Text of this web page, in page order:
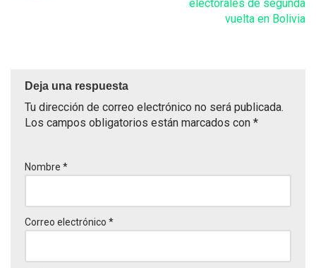
electorales de segunda
vuelta en Bolivia
Deja una respuesta
Tu dirección de correo electrónico no será publicada.
Los campos obligatorios están marcados con *
Nombre *
Correo electrónico *